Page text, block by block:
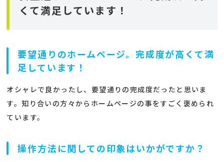
くて満足しています！
要望通りのホームページ。完成度が高くて満
足しています！
オシャレで良かったし、要望通りの完成度だったと思いま
す。知り合いの方々からホームページの事をすごく褒められ
ています。
操作方法に関しての印象はいかがですか？